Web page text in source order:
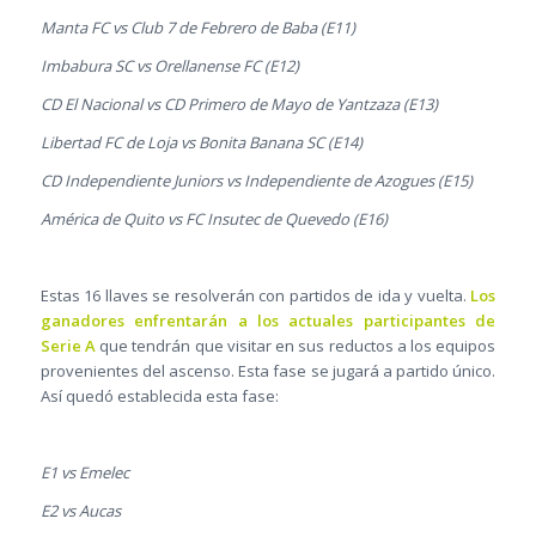
Manta FC vs Club 7 de Febrero de Baba (E11)
Imbabura SC vs Orellanense FC (E12)
CD El Nacional vs CD Primero de Mayo de Yantzaza (E13)
Libertad FC de Loja vs Bonita Banana SC (E14)
CD Independiente Juniors vs Independiente de Azogues (E15)
América de Quito vs FC Insutec de Quevedo (E16)
Estas 16 llaves se resolverán con partidos de ida y vuelta. Los
ganadores enfrentarán a los actuales participantes de
Serie Aque tendrán que visitar en sus reductos a los equipos
provenientes del ascenso. Esta fase se jugará a partido único.
Así quedó establecida esta fase:
E1 vs Emelec
E2 vs Aucas